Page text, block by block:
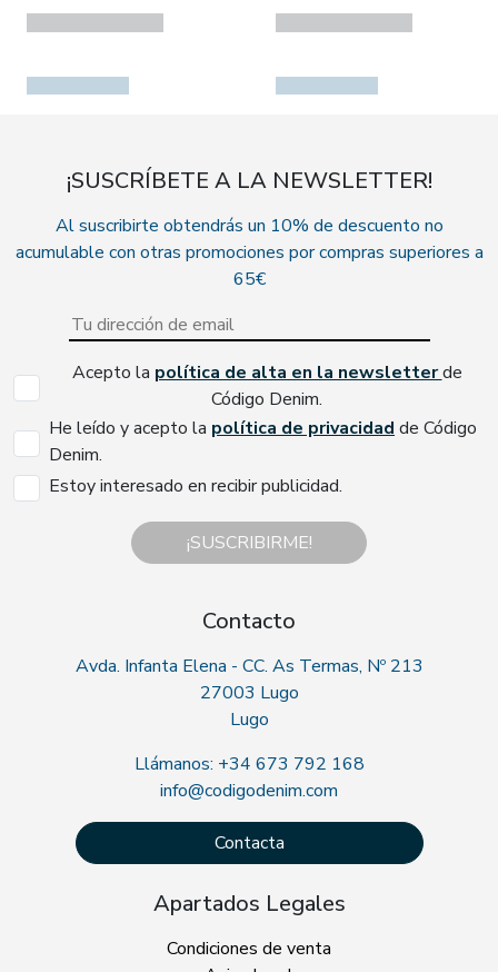
¡SUSCRÍBETE A LA NEWSLETTER!
Al suscribirte obtendrás un 10% de descuento no
acumulable con otras promociones por compras superiores a
65€
Acepto la política de alta en la newsletterde
Código Denim.
He leído y acepto la política de privacidadde Código
Denim.
Estoy interesado en recibir publicidad.
¡SUSCRIBIRME!
Contacto
Avda. Infanta Elena - CC. As Termas, Nº 213
27003 Lugo
Lugo
Llámanos: +34 673 792 168
info@codigodenim.com
Contacta
Apartados Legales
Condiciones de venta